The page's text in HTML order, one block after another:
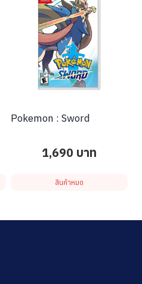
Pokemon : Sword
1,690 บาท
สินค้าหมด